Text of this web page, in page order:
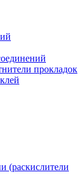
прокладок
(раскислители